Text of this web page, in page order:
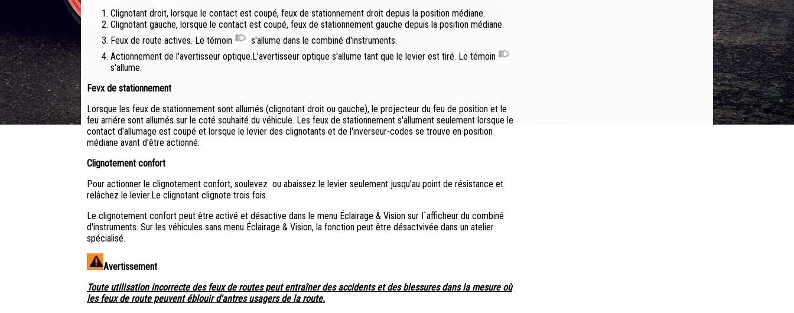
Clignotant droit, lorsque le contact est coupé, feux de stationnement droit depuis la position médiane.
Clignotant gauche, lorsque le contact est coupé, feux de stationnement gauche depuis la position médiane.
Feux de route actives. Le témoin
s'allume dans le combiné d'instruments.
Actionnement de l'avertisseur optique.L'avertisseur optique s'allume tant que le levier est tiré. Le témoin
s'allume.
Fevx de stationnement
Lorsque les feux de stationnement sont allumés (clignotant droit ou gauche), le projecteur du feu de position et le
feu arriére sont allumés sur le coté souhaité du véhicule. Les feux de stationnement s'allument seulement lorsque le
contact d'allumage est coupé et lorsque le levier des clignotants et de l'inverseur-codes se trouve en position
médiane avant d'être actionné.
Clignotement confort
Pour actionner le clignotement confort, soulevez ou abaissez le levier seulement jusqu'au point de résistance et
relâchez le levier.Le clignotant clignote trois fois.
Le clignotement confort peut être activé et désactive dans le menu Éclairage & Vision sur I`afficheur du combiné
d'instruments. Sur les véhicules sans menu Éclairage & Vision, la fonction peut être désactvivée dans un atelier
spécialisé.
Avertissement
Toute utilisation incorrecte des feux de routes peut entraîner des accidents et des blessures dans la mesure où
les feux de route peuvent éblouir d'antres usagers de la route.